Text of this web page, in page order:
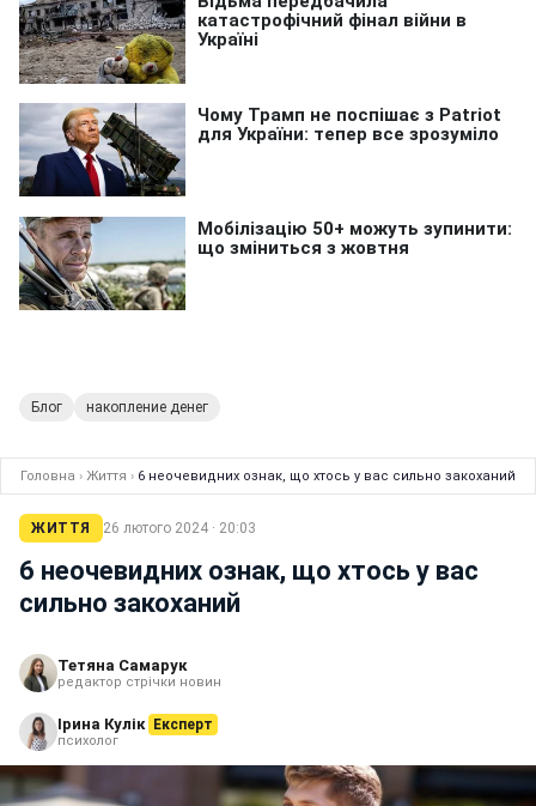
Блог накопление денег
Головна › Життя › 6 неочевидних ознак, що хтось у вас сильно закоханий
ЖИТТЯ 26 лютого 2024 · 20:03
6 неочевидних ознак, що хтось у вас
сильно закоханий
Тетяна Самарук
редактор стрічки новин
Ірина Кулік Експерт
психолог